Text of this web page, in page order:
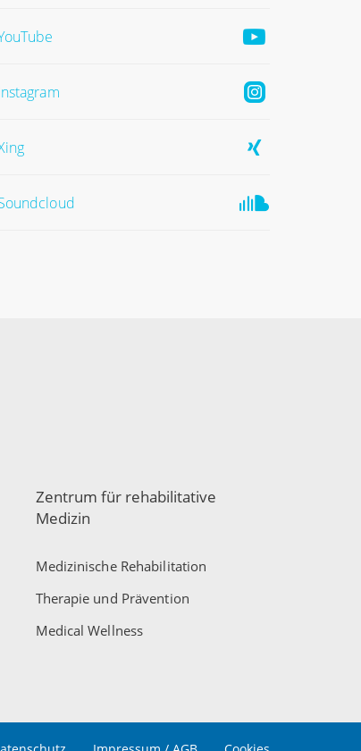
Zentrum für rehabilitative
Medizin
Medizinische Rehabilitation
Therapie und Prävention
Medical Wellness